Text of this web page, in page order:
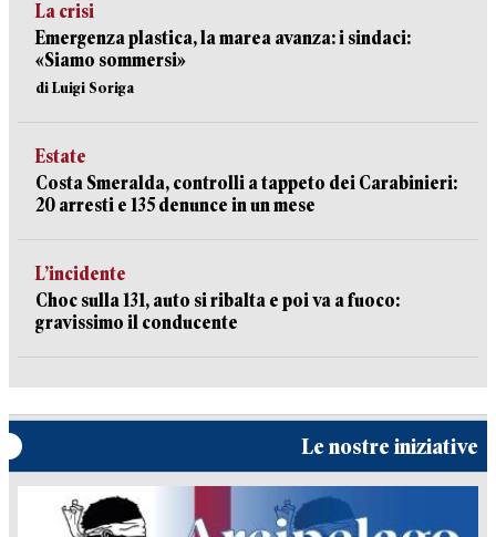
La crisi
Emergenza plastica, la marea avanza: i sindaci:
«Siamo sommersi»
di Luigi Soriga
Estate
Costa Smeralda, controlli a tappeto dei Carabinieri:
20 arresti e 135 denunce in un mese
L’incidente
Choc sulla 131, auto si ribalta e poi va a fuoco:
gravissimo il conducente
Le nostre iniziative